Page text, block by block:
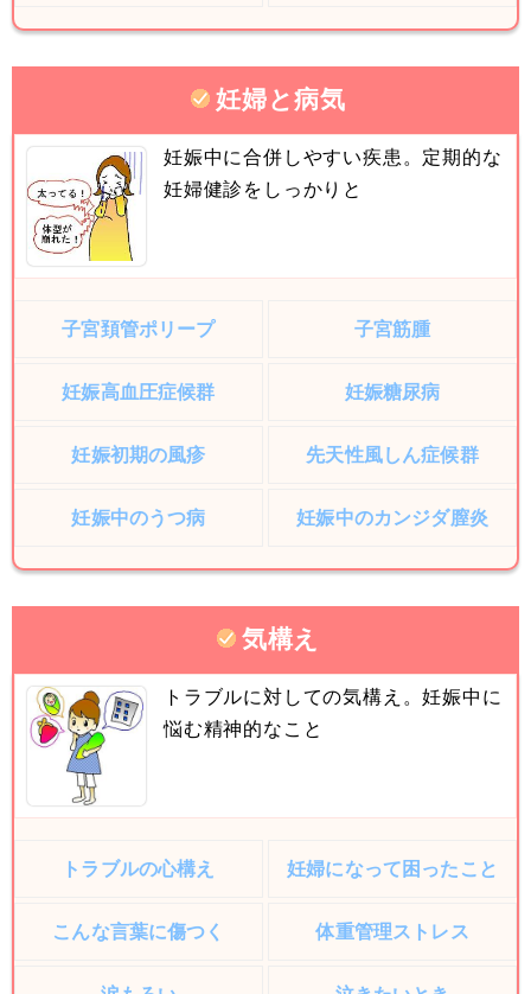
妊婦と病気
妊娠中に合併しやすい疾患。定期的な
妊婦健診をしっかりと
子宮頚管ポリープ 子宮筋腫
妊娠高血圧症候群 妊娠糖尿病
妊娠初期の風疹 先天性風しん症候群
妊娠中のうつ病 妊娠中のカンジダ膣炎
気構え
トラブルに対しての気構え。妊娠中に
悩む精神的なこと
トラブルの心構え 妊婦になって困ったこと
こんな言葉に傷つく 体重管理ストレス